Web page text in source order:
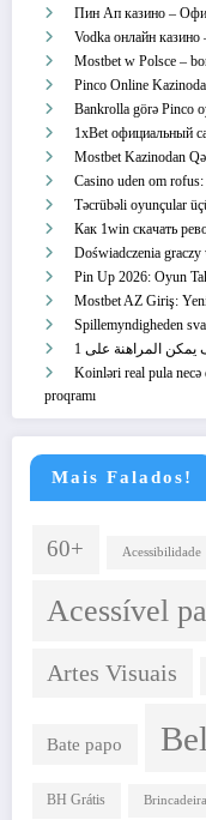
Пин Ап казино –
Vodka онлайн
Mostbet w Polsce –
Pinco Online
Bankrolla görə Pinco
1xBet официальный
Mostbet Kazinodan
Casino uden om
Təcrübəli oyunçular
Как 1win скачать
Doświadczenia graczy
Pin Up 2026: Oyun
Mostbet AZ Giriş:
Spillemyndigheden
Koinləri real pula
proqramı
Mais Falados!
60+ Acessibilidade
Acessível
Artes Visuais
Bate papo
BH Grátis